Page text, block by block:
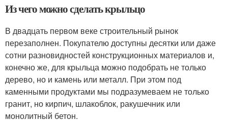
Из чего можно сделать крыльцо
В двадцать первом веке строительный рынок
перезаполнен. Покупателю доступны десятки или даже
сотни разновидностей конструкционных материалов и,
конечно же, для крыльца можно подобрать не только
дерево, но и камень или металл. При этом под
каменными продуктами мы подразумеваем не только
гранит, но кирпич, шлакоблок, ракушечник или
монолитный бетон.